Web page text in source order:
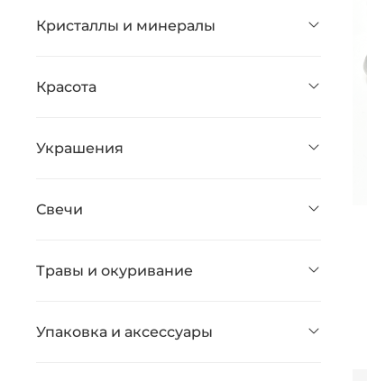
Кристаллы и минералы
Красота
Украшения
Свечи
Травы и окуривание
Упаковка и аксессуары